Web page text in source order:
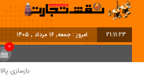
21:11:23 امروز : جمعه, ۱۶ مرداد , ۱۴۰۵
0
بازسازی